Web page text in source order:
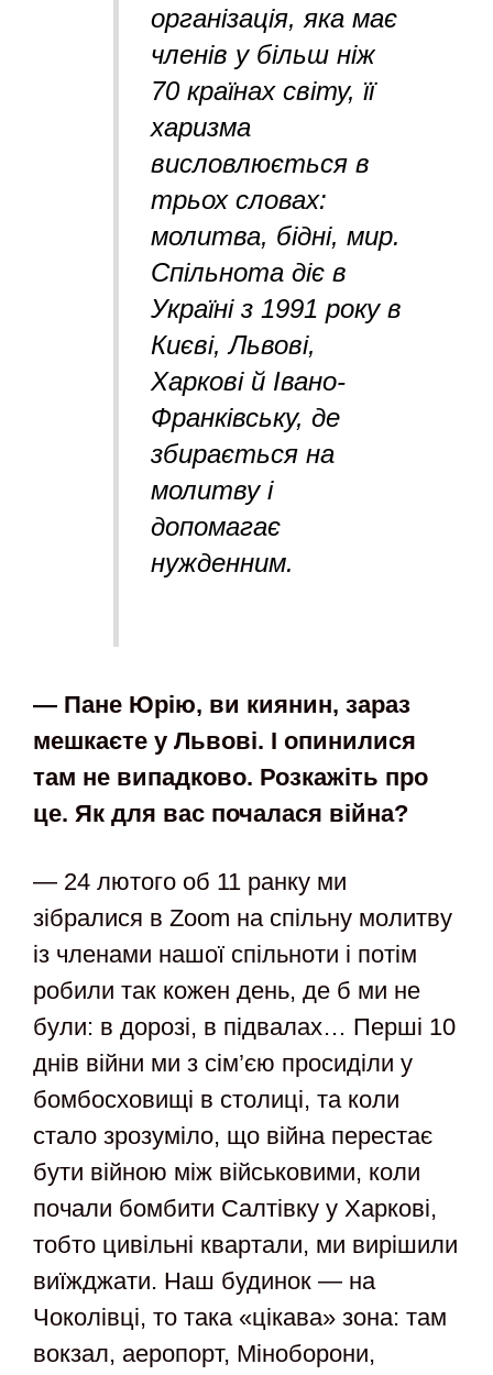
організація, яка має
членів у більш ніж
70 країнах світу, її
харизма
висловлюється в
трьох словах:
молитва, бідні, мир.
Спільнота діє в
Україні з 1991 року в
Києві, Львові,
Харкові й Івано-
Франківську, де
збирається на
молитву і
допомагає
нужденним.
— Пане Юрію, ви киянин, зараз
мешкаєте у Львові. І опинилися
там не випадково. Розкажіть про
це. Як для вас почалася війна?
— 24 лютого об 11 ранку ми
зібралися в Zoom на спільну молитву
із членами нашої спільноти і потім
робили так кожен день, де б ми не
були: в дорозі, в підвалах… Перші 10
днів війни ми з сім’єю просиділи у
бомбосховищі в столиці, та коли
стало зрозуміло, що війна перестає
бути війною між військовими, коли
почали бомбити Салтівку у Харкові,
тобто цивільні квартали, ми вирішили
виїжджати. Наш будинок — на
Чоколівці, то така «цікава» зона: там
вокзал, аеропорт, Міноборони,